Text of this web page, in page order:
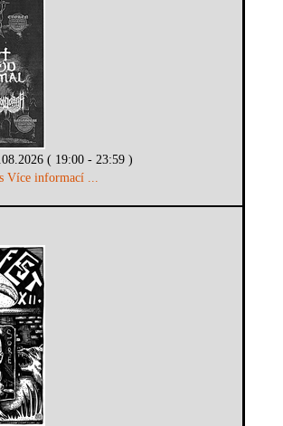
( 19:00 - 23:59 )
Více informací ...